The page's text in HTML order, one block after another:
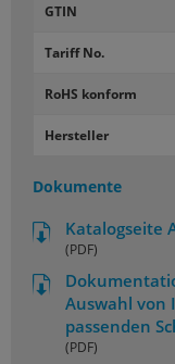
GTIN
Tariff No.
RoHS konform
Hersteller
Dokumente
Katalogseite
(PDF)
Auswahl von
passenden
(PDF)